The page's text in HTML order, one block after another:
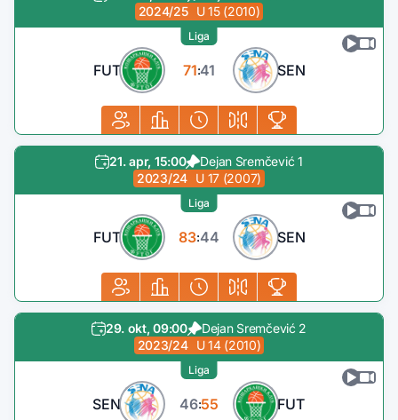
2024/25
U 15 (2010)
FUT 71:41 SEN
Liga
21. apr, 15:00
Dejan Sremčević 1
2023/24 U 17 (2007)
FUT 83:44 SEN
Liga
29. okt, 09:00
Dejan Sremčević 2
2023/24
U 14 (2010)
SEN 46:55 FUT
Liga